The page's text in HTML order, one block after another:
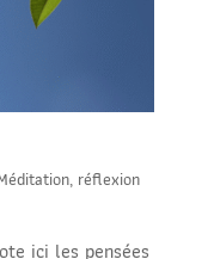
, réflexion
ici les pensées